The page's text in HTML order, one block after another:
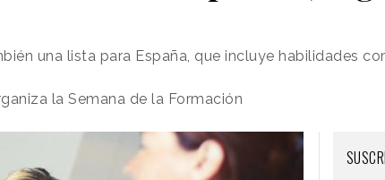
una lista para España, que incluye habilidades
la Semana de la Formación